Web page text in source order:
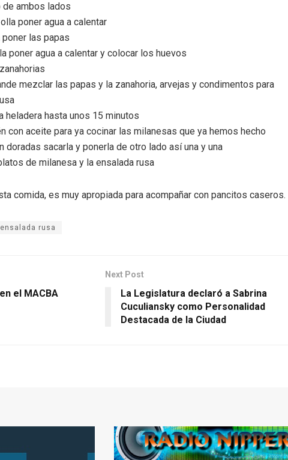
de ambos lados
poner agua a calentar
las papas
poner agua a calentar y colocar los huevos
mezclar las papas y la zanahoria, arvejas y condimentos para
heladera hasta unos 15 minutos
con aceite para ya cocinar las milanesas que ya hemos hecho
doradas sacarla y ponerla de otro lado así una y una
de milanesa y la ensalada rusa
comida, es muy apropiada para acompañar con pancitos caseros.
rusa
el MACBA
Next Post
La Legislatura declaró a Sabrina
Cuculiansky como Personalidad
Destacada de la Ciudad